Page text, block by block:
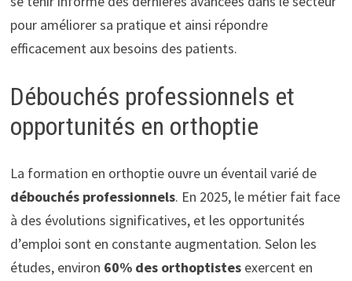
pour améliorer sa pratique et ainsi répondre
efficacement aux besoins des patients.
Débouchés professionnels et
opportunités en orthoptie
La formation en orthoptie ouvre un éventail varié de
débouchés professionnels. En 2025, le métier fait face
à des évolutions significatives, et les opportunités
d’emploi sont en constante augmentation. Selon les
études, environ 60% des orthoptistesexercent en